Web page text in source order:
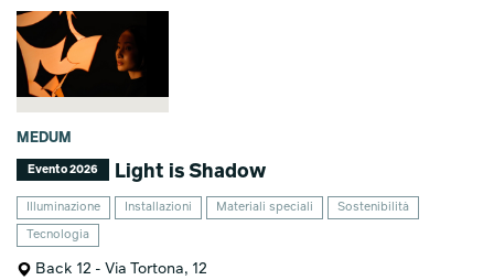
MEDUM
Evento 2026 Light is Shadow
Illuminazione Installazioni Materiali speciali Sostenibilità
Tecnologia
Back 12 - Via Tortona, 12